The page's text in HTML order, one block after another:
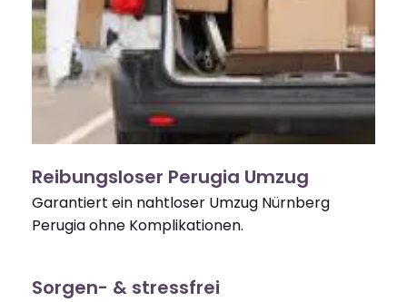
Reibungsloser Perugia Umzug
Garantiert ein nahtloser Umzug Nürnberg
Perugia ohne Komplikationen.
Sorgen- & stressfrei